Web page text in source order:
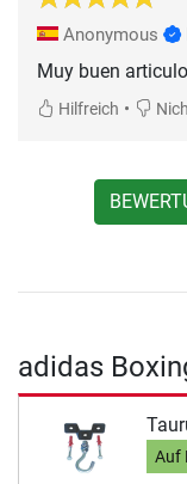
Anonymous
Muy buen
Hilfreich •
adidas
Auf